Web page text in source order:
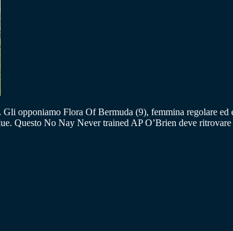
opponiamo Flora Of Bermuda (9), femmina regolare
Questo No Nay Never trained AP O’Brien deve